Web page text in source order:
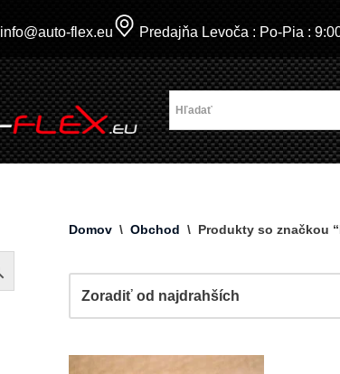
info@auto-flex.eu Predajňa Levoča : Po-Pia :
Domov \ Obchod \ Produkty so značkou